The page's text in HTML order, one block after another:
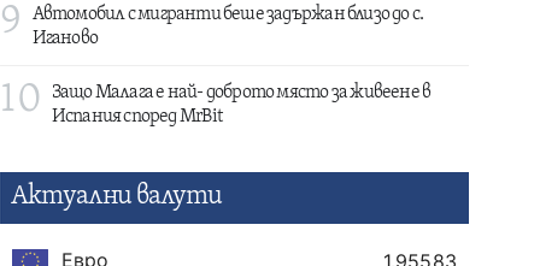
9
Автомобил с мигранти беше задържан близо до с.
Иганово
10
Защо Малага е най- доброто място за живеене в
Испания според MrBit
Актуални валути
Евро